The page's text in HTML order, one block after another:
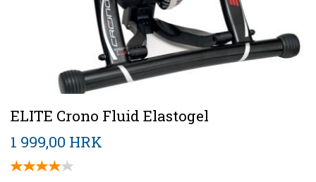
ELITE Crono Fluid Elastogel
1 999,00 HRK